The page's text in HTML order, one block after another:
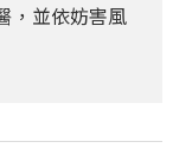
，並依妨害風